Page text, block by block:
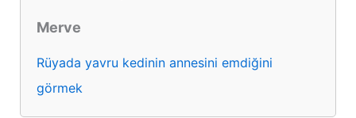
Merve
Rüyada yavru kedinin annesini emdiğini
görmek